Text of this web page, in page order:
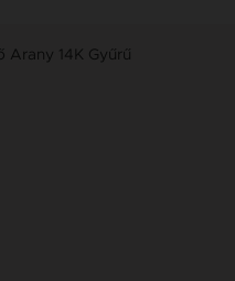
Arany 14K Gyűrű